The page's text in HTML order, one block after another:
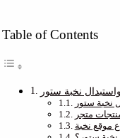
Table of Contents
نخبة ستور
نخبة ستور